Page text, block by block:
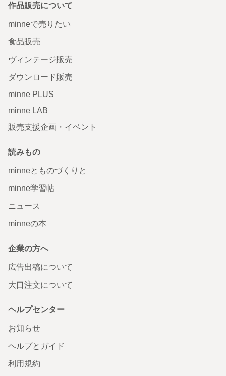
作品販売について
minneで売りたい
食品販売
ヴィンテージ販売
ダウンロード販売
minne PLUS
minne LAB
販売支援企画・イベント
読みもの
minneとものづくりと
minne学習帖
ニュース
minneの本
企業の方へ
広告出稿について
大口注文について
ヘルプセンター
お知らせ
ヘルプとガイド
利用規約